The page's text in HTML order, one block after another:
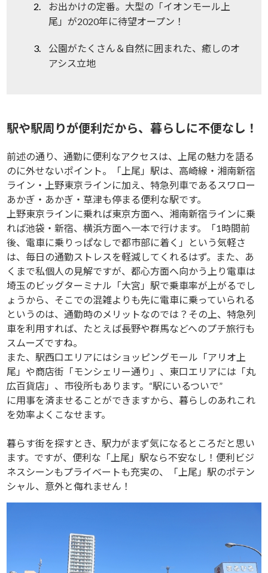
お出かけの定番。大型の「イオンモール上
尾」が2020年に待望オープン！
公園がたくさん＆自然に囲まれた、癒しのオ
アシス立地
駅や駅周りが便利だから、暮らしに不便なし！
前述の通り、通勤に便利なアクセスは、上尾の魅力を語る
のに外せないポイント。「上尾」駅は、高崎線・湘南新宿
ライン・上野東京ラインに加え、特急列車であるスワロー
あかぎ・あかぎ・草津も停まる便利な駅です。
上野東京ラインに乗れば東京方面へ、湘南新宿ラインに乗
れば池袋・新宿、横浜方面へ一本で行けます。「1時間前
後、電車に乗りっぱなしで都市部に着く」という気軽さ
は、毎日の通勤ストレスを軽減してくれるはず。また、あ
くまで私個人の見解ですが、都心方面へ向かう上り電車は
埼玉のビッグターミナル「大宮」駅で乗車率が上がるでし
ょうから、そこでの混雑よりも先に電車に乗っていられる
というのは、通勤時のメリットなのでは？その上、特急列
車を利用すれば、たとえば長野や群馬などへのプチ旅行も
スムーズですね。
また、駅西口エリアにはショッピングモール「アリオ上
尾」や商店街「モンシェリー通り」、東口エリアには「丸
広百貨店」、市役所もあります。“駅にいるついで”
に用事を済ませることができますから、暮らしのあれこれ
を効率よくこなせます。
暮らす街を探すとき、駅力がまず気になるところだと思い
ます。ですが、便利な「上尾」駅なら不安なし！便利ビジ
ネスシーンもプライベートも充実の、「上尾」駅のポテン
シャル、意外と侮れません！